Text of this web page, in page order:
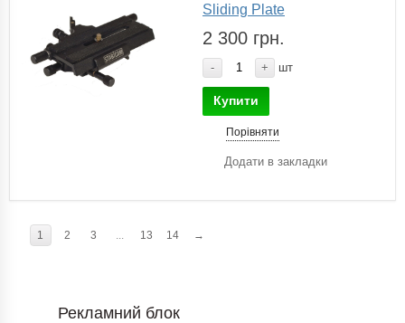
Sliding Plate
2 300 грн.
- + шт
Купити
Порівняти
Додати в закладки
1 2 3 13 14 →
Рекламний блок